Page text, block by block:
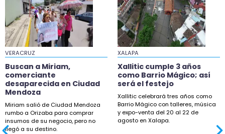
VERACRUZ
Buscan a Miriam,
comerciante
desaparecida en Ciudad
Mendoza
Miriam salió de Ciudad Mendoza
rumbo a Orizaba para comprar
insumos de su negocio, pero no
llegó a su destino.
XALAPA
Xallitic cumple 3 años
como Barrio Mágico; así
será el festejo
Xallitic celebrará tres años como
Barrio Mágico con talleres, música
y expo-venta del 20 al 22 de
agosto en Xalapa.